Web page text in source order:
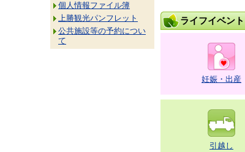
ライフイベント
妊娠・出産
引越し
個人情報ファイル簿
上勝観光パンフレット
公共施設等の予約につい
て